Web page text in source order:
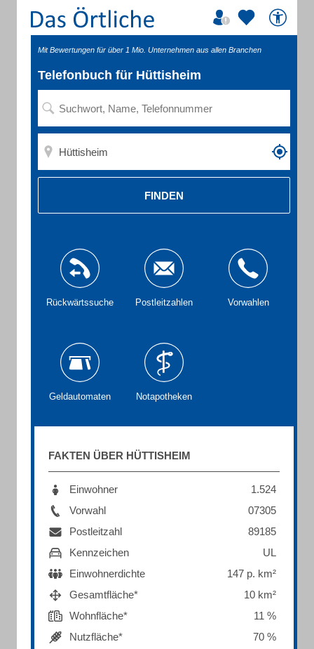
Mit Bewertungen für über 1 Mio. Unternehmen aus allen Branchen
Telefonbuch für Hüttisheim
FINDEN
Rückwärtssuche Postleitzahlen Vorwahlen
Geldautomaten Notapotheken
FAKTEN ÜBER HÜTTISHEIM
Einwohner
1.524
Vorwahl
07305
Postleitzahl
89185
Kennzeichen
UL
Einwohnerdichte
147 p. km²
Gesamtfläche*
10 km²
Wohnfläche*
11 %
Nutzfläche*
70 %